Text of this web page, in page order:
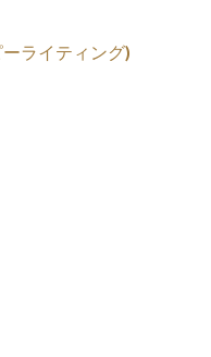
ライティング)